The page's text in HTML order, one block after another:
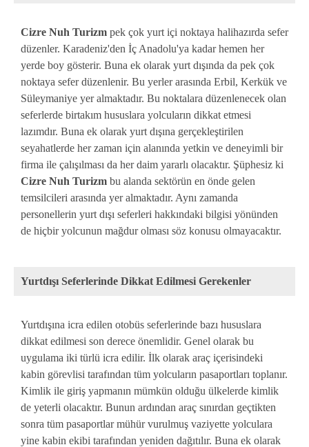
Cizre Nuh Turizm pek çok yurt içi noktaya halihazırda sefer
düzenler. Karadeniz'den İç Anadolu'ya kadar hemen her
yerde boy gösterir. Buna ek olarak yurt dışında da pek çok
noktaya sefer düzenlenir. Bu yerler arasında Erbil, Kerkük ve
Süleymaniye yer almaktadır. Bu noktalara düzenlenecek olan
seferlerde birtakım hususlara yolcuların dikkat etmesi
lazımdır. Buna ek olarak yurt dışına gerçekleştirilen
seyahatlerde her zaman için alanında yetkin ve deneyimli bir
firma ile çalışılması da her daim yararlı olacaktır. Şüphesiz ki
Cizre Nuh Turizm bu alanda sektörün en önde gelen
temsilcileri arasında yer almaktadır. Aynı zamanda
personellerin yurt dışı seferleri hakkındaki bilgisi yönünden
de hiçbir yolcunun mağdur olması söz konusu olmayacaktır.
Yurtdışı Seferlerinde Dikkat Edilmesi Gerekenler
Yurtdışına icra edilen otobüs seferlerinde bazı hususlara
dikkat edilmesi son derece önemlidir. Genel olarak bu
uygulama iki türlü icra edilir. İlk olarak araç içerisindeki
kabin görevlisi tarafından tüm yolcuların pasaportları toplanır.
Kimlik ile giriş yapmanın mümkün olduğu ülkelerde kimlik
de yeterli olacaktır. Bunun ardından araç sınırdan geçtikten
sonra tüm pasaportlar mühür vurulmuş vaziyette yolculara
yine kabin ekibi tarafından yeniden dağıtılır. Buna ek olarak